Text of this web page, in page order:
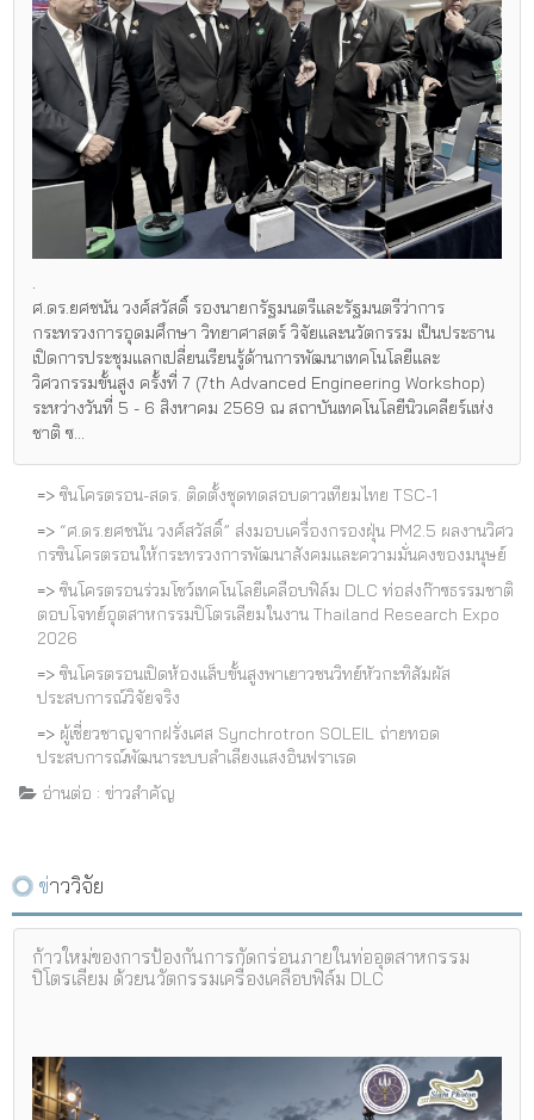
.
ศ.ดร.ยศชนัน วงศ์สวัสดิ์ รองนายกรัฐมนตรีและรัฐมนตรีว่าการ
กระทรวงการอุดมศึกษา วิทยาศาสตร์ วิจัยและนวัตกรรม เป็นประธาน
เปิดการประชุมแลกเปลี่ยนเรียนรู้ด้านการพัฒนาเทคโนโลยีและ
วิศวกรรมขั้นสูง ครั้งที่ 7 (7th Advanced Engineering Workshop)
ระหว่างวันที่ 5 - 6 สิงหาคม 2569 ณ สถาบันเทคโนโลยีนิวเคลียร์แห่ง
ชาติ ซ...
=> ซินโครตรอน-สดร. ติดตั้งชุดทดสอบดาวเทียมไทย TSC-1
=> “ศ.ดร.ยศชนัน วงศ์สวัสดิ์” ส่งมอบเครื่องกรองฝุ่น PM2.5 ผลงานวิศว
กรซินโครตรอนให้กระทรวงการพัฒนาสังคมและความมั่นคงของมนุษย์
=> ซินโครตรอนร่วมโชว์เทคโนโลยีเคลือบฟิล์ม DLC ท่อส่งก๊าซธรรมชาติ
ตอบโจทย์อุตสาหกรรมปิโตรเลียมในงาน Thailand Research Expo
2026
=> ซินโครตรอนเปิดห้องแล็บขั้นสูงพาเยาวชนวิทย์หัวกะทิสัมผัส
ประสบการณ์วิจัยจริง
=> ผู้เชี่ยวชาญจากฝรั่งเศส Synchrotron SOLEIL ถ่ายทอด
ประสบการณ์พัฒนาระบบลำเลียงแสงอินฟราเรด
อ่านต่อ : ข่าวสำคัญ
ข่าววิจัย
ก้าวใหม่ของการป้องกันการกัดกร่อนภายในท่ออุตสาหกรรม
ปิโตรเลียม ด้วยนวัตกรรมเครื่องเคลือบฟิล์ม DLC